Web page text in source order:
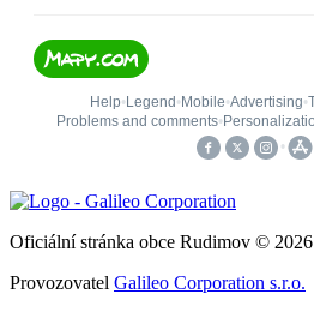
Oficiální stránka obce Rudimov © 2026
Provozovatel Galileo Corporation s.r.o.